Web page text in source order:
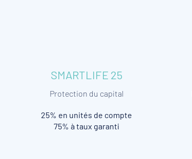
SMARTLIFE 25
Protection du capital​
25% en unités de compte
75% à taux garanti